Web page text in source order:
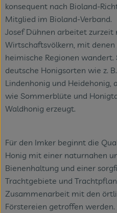
konsequent nach Bioland-
Mitglied im Bioland-Verband.
Josef Dühnen arbeitet zurzeit
Wirtschaftsvölkern, mit
heimische Regionen
deutsche Honigsorten wie z.
Lindenhonig und Heidehonig,
wie Sommerblüte und
Waldhonig erzeugt.
Für den Imker beginnt die
Honig mit einer naturnahen
Bienenhaltung und einer
Trachtgebiete und
Zusammenarbeit mit den
Förstereien getroffen